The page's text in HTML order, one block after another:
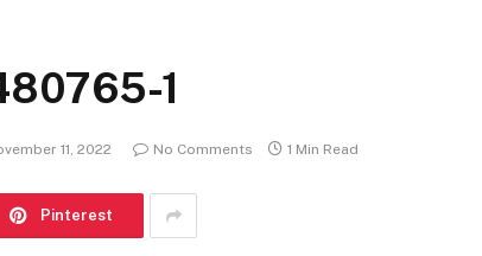
1
11, 2022 No Comments 1 Min Read
Pinterest